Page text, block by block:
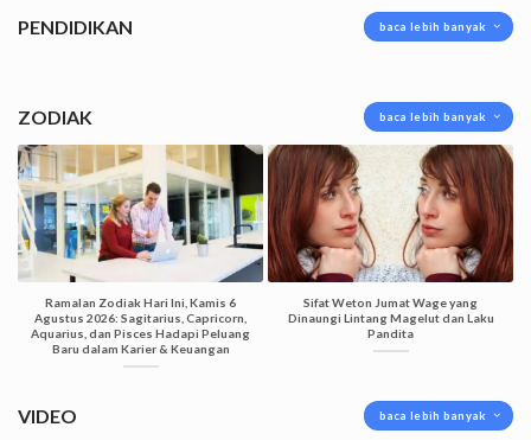
PENDIDIKAN baca lebih banyak
ZODIAK baca lebih banyak
Ramalan Zodiak Hari Ini, Kamis 6
Agustus 2026: Sagitarius, Capricorn,
Aquarius, dan Pisces Hadapi Peluang
Baru dalam Karier & Keuangan
Sifat Weton Jumat Wage yang
Dinaungi Lintang Magelut dan Laku
Pandita
VIDEO baca lebih banyak